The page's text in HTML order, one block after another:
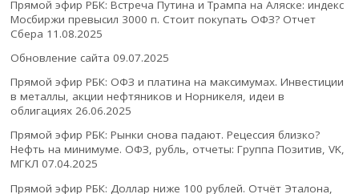
Прямой эфир РБК: Встреча Путина и Трампа на Аляске: индекс
Мосбиржи превысил 3000 п. Стоит покупать ОФЗ? Отчет
Сбера 11.08.2025
Обновление сайта 09.07.2025
Прямой эфир РБК: ОФЗ и платина на максимумах. Инвестиции
в металлы, акции нефтяников и Норникеля, идеи в
облигациях 26.06.2025
Прямой эфир РБК: Рынки снова падают. Рецессия близко?
Нефть на минимуме. ОФЗ, рубль, отчеты: Группа Позитив, VK,
МГКЛ 07.04.2025
Прямой эфир РБК: Доллар ниже 100 рублей. Отчёт Эталона,